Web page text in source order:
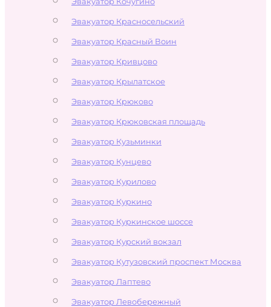
Эвакуатор Красносельский
Эвакуатор Красный Воин
Эвакуатор Кривцово
Эвакуатор Крылатское
Эвакуатор Крюково
Эвакуатор Крюковская площадь
Эвакуатор Кузьминки
Эвакуатор Кунцево
Эвакуатор Курилово
Эвакуатор Куркино
Эвакуатор Куркинское шоссе
Эвакуатор Курский вокзал
Эвакуатор Кутузовский проспект Москва
Эвакуатор Лаптево
Эвакуатор Левобережный